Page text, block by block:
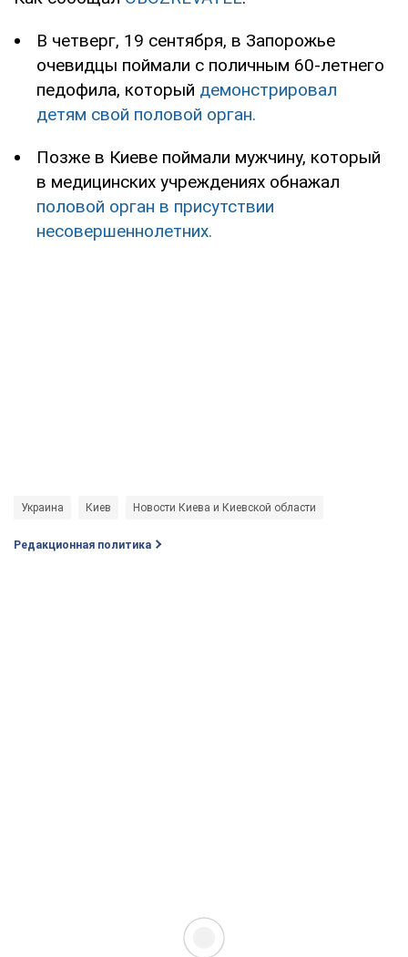
В четверг, 19 сентября, в Запорожье
очевидцы поймали с поличным 60-летнего
педофила, который демонстрировал
детям свой половой орган.
Позже в Киеве поймали мужчину, который
в медицинских учреждениях обнажал
половой орган в присутствии
несовершеннолетних.
Украина Киев Новости Киева и Киевской области
Редакционная политика